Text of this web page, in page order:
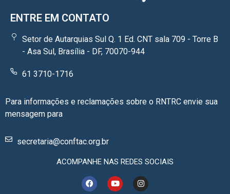
ENTRE EM CONTATO
Setor de Autarquias Sul Q. 1 Ed. CNT sala 709 - Torre B
- Asa Sul, Brasília - DF, 70070-944
61 3710-1716
Para informações e reclamações sobre o RNTRC envie sua
mensagem para
secretaria@conftac.org.br
ACOMPANHE NAS REDES SOCIAIS